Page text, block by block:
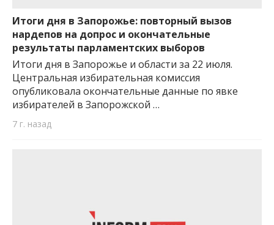
города Запорожья и области.
Итоги дня в Запорожье: повторный вызов
нардепов на допрос и окончательные
результаты парламентских выборов
Итоги дня в Запорожье и области за 22 июля.
Центральная избирательная комиссия
опубликовала окончательные данные по явке
избирателей в Запорожской …
7 г. назад